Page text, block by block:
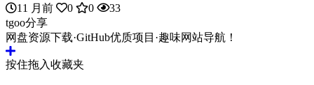
11 月前
0 0
33
tgoo分享
网盘资源下载·GitHub优质项目·趣味网站导航！
按住拖入收藏夹